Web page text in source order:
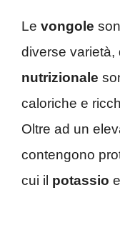
Le vongole
diverse varietà,
nutrizionale
caloriche e
Oltre ad un
contengono
cui il potassio